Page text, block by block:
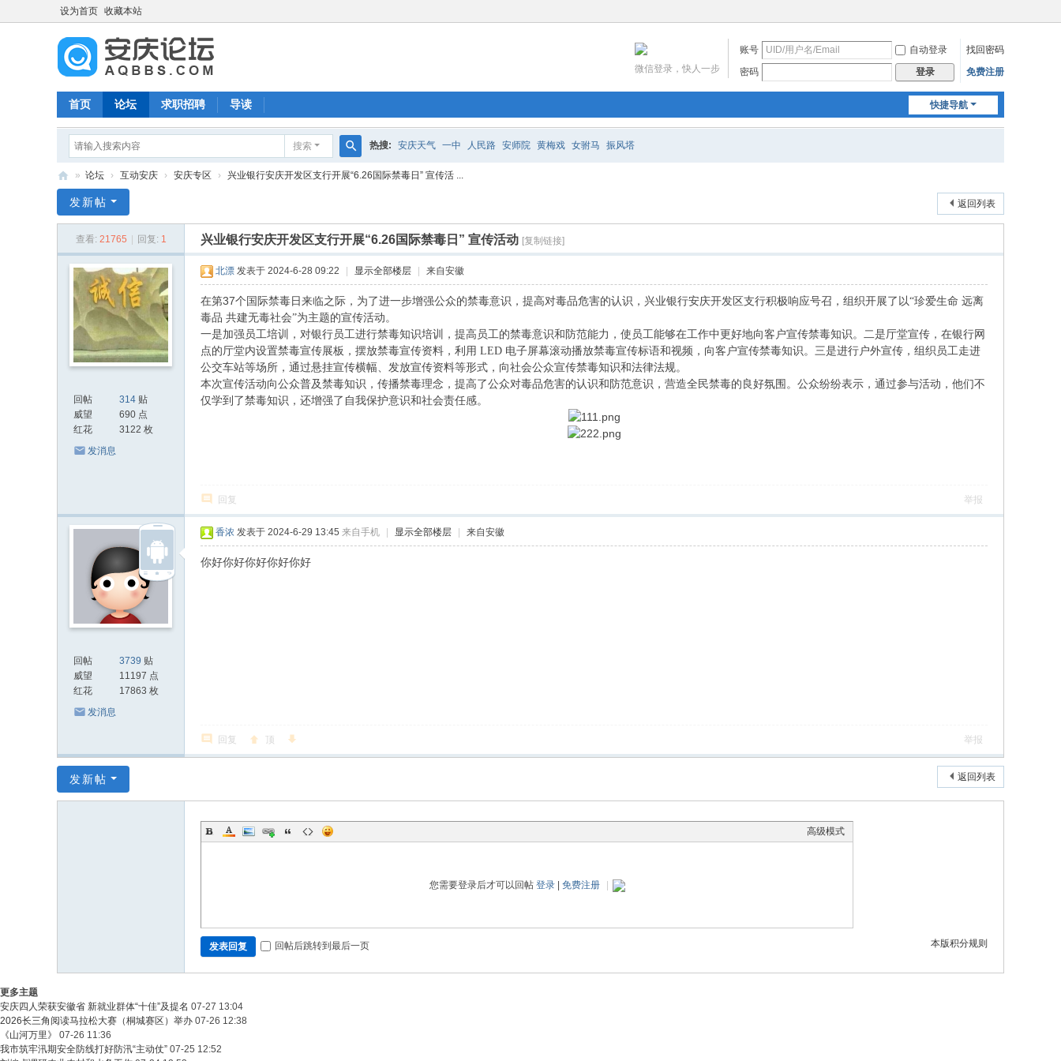
设为首页 收藏本站
账号 自动登录
找回密码
密码
登录 免费注册
微信登录，快人一步
快捷导航
首页 论坛 求职招聘 导读
搜索
搜
热搜: 安庆天气 一中 人民路 安师院 黄梅戏 女驸马 振风塔
庆
» 论坛 › 互动安庆 › 安庆专区 › 兴业银行安庆开发区支行开展“6.26国际禁毒日” 宣传活 ...
返回列表
发新帖
查看: 21765 回复: 1 兴业银行安庆开发区支行开展“6.26国际禁毒日” 宣传活动 [复制链接]
回帖 314 贴
威望
690 点
红花
3122 枚
发消息
北漂 发表于 2024-6-28 09:22 显示全部楼层 来自安徽
在第37个国际禁毒日来临之际，为了进一步增强公众的禁毒意识，提高对毒品危害的认识，兴业银行安庆开发区支行积极响应号召，组织开展了以“珍爱生命 远离
毒品 共建无毒社会”为主题的宣传活动。
一是加强员工培训，对银行员工进行禁毒知识培训，提高员工的禁毒意识和防范能力，使员工能够在工作中更好地向客户宣传禁毒知识。二是厅堂宣传， 在银行网
点的厅堂内设置禁毒宣传展板，摆放禁毒宣传资料，利用 LED 电子屏幕滚动播放禁毒宣传标语和视频，向客户宣传禁毒知识。 三是进行户外宣传，组织员工走进
公交车站等场所，通过悬挂宣传横幅、发放宣传资料等形式，向社会公众宣传禁毒知识和法律法规。
本次宣传活动向公众普及禁毒知识，传播禁毒理念，提高了公众对毒品危害的认识和防范意识，营造全民禁毒的良好氛围。公众纷纷表示，通过参与活动，他们不
仅学到了禁毒知识，还增强了自我保护意识和社会责任感。
回复 举报
回帖 3739 贴
威望
11197 点
红花
17863 枚
发消息
香浓 发表于 2024-6-29 13:45 来自手机 显示全部楼层 来自安徽
你好你好你好你好你好
回复 顶 举报
返回列表
发新帖
高级模式
您需要登录后才可以回帖 登录| 免费注册
本版积分规则
发表回复 回帖后跳转到最后一页
更多主题
安庆四人荣获安徽省 新就业群体“十佳”及提名 07-27 13:04
2026长三角阅读马拉松大赛（桐城赛区）举办 07-26 12:38
《山河万里》
07-26 11:36
我市筑牢汛期安全防线打好防汛“主动仗” 07-25 12:52